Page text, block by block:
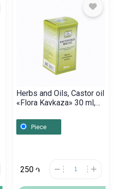
Herbs and Oils, Castor oil
«Flora Kavkaza» 30 ml,
Piece
250 ֏